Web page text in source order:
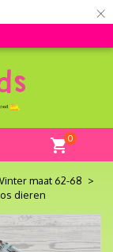
×
shopping_cart0
maat 62-68
dieren